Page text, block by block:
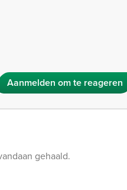
Aanmelden om te reageren
gehaald.